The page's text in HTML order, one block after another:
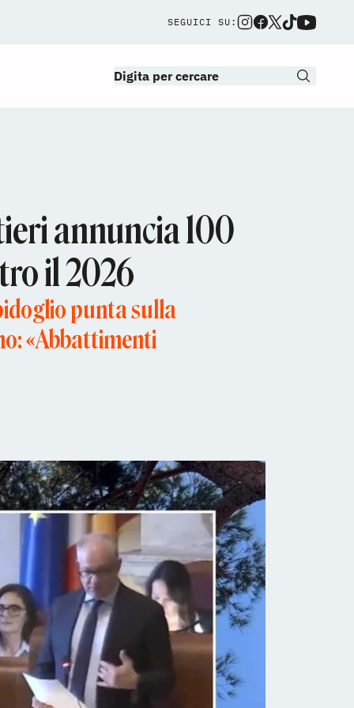
SEGUICI SU:
annuncia 100
il 2026
punta sulla
«Abbattimenti